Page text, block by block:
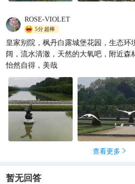
ROSE-VIOLET
5分超棒
皇家别院，枫丹白露城堡花园，生态环
阔，流水清澈，天然的大氧吧，附近森
怡然自得，美哉
查看更多 
暂无回答